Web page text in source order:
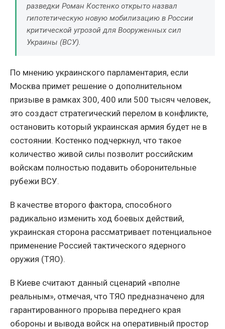
разведки Роман Костенко открыто назвал
гипотетическую новую мобилизацию в России
критической угрозой для Вооруженных сил
Украины (ВСУ).
По мнению украинского парламентария, если
Москва примет решение о дополнительном
призыве в рамках 300, 400 или 500 тысяч человек,
это создаст стратегический перелом в конфликте,
остановить который украинская армия будет не в
состоянии. Костенко подчеркнул, что такое
количество живой силы позволит российским
войскам полностью подавить оборонительные
рубежи ВСУ.
В качестве второго фактора, способного
радикально изменить ход боевых действий,
украинская сторона рассматривает потенциальное
применение Россией тактического ядерного
оружия (ТЯО).
В Киеве считают данный сценарий «вполне
реальным», отмечая, что ТЯО предназначено для
гарантированного прорыва переднего края
обороны и вывода войск на оперативный простор